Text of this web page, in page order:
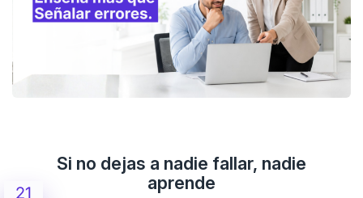
21
Si no dejas a nadie fallar, nadie
aprende